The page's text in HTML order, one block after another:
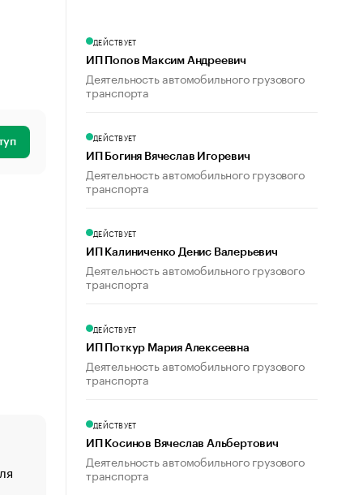
«От спорта тело стареет иначе». Как живет глава
создавшей GTA
ДЕЙСТВУЕТ
ИП Попов Максим Андреевич
Деятельность автомобильного грузового
транспорта
ДЕЙСТВУЕТ
ИП Богиня Вячеслав Игоревич
Деятельность автомобильного грузового
транспорта
ДЕЙСТВУЕТ
ИП Калиниченко Денис Валерьевич
Деятельность автомобильного грузового
транспорта
ДЕЙСТВУЕТ
ИП Поткур Мария Алексеевна
Деятельность автомобильного грузового
транспорта
ДЕЙСТВУЕТ
ИП Косинов Вячеслав Альбертович
Деятельность автомобильного грузового
транспорта